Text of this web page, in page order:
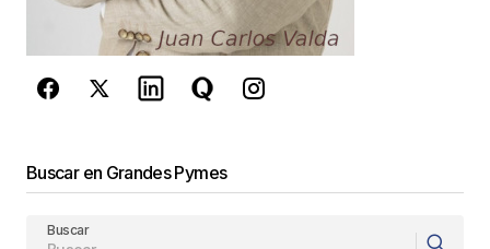
privacidad y los Términos del servicio
de Googlese aplican.
Buscar en Grandes Pymes
Buscar